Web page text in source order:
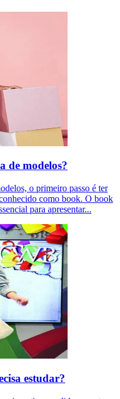
de modelos?
o primeiro passo é ter
como book. O book
para apresentar...
estudar?